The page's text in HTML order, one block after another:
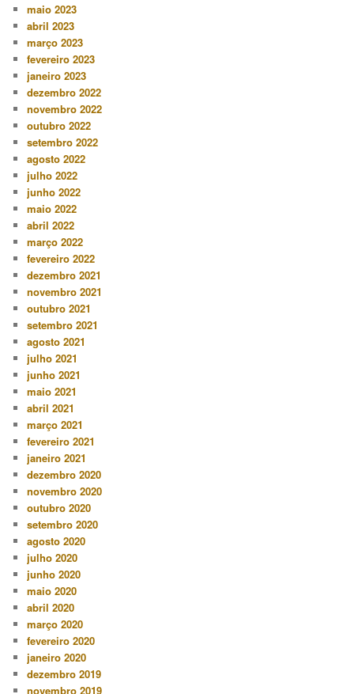
maio 2023
abril 2023
março 2023
fevereiro 2023
janeiro 2023
dezembro 2022
novembro 2022
outubro 2022
setembro 2022
agosto 2022
julho 2022
junho 2022
maio 2022
abril 2022
março 2022
fevereiro 2022
dezembro 2021
novembro 2021
outubro 2021
setembro 2021
agosto 2021
julho 2021
junho 2021
maio 2021
abril 2021
março 2021
fevereiro 2021
janeiro 2021
dezembro 2020
novembro 2020
outubro 2020
setembro 2020
agosto 2020
julho 2020
junho 2020
maio 2020
abril 2020
março 2020
fevereiro 2020
janeiro 2020
dezembro 2019
novembro 2019